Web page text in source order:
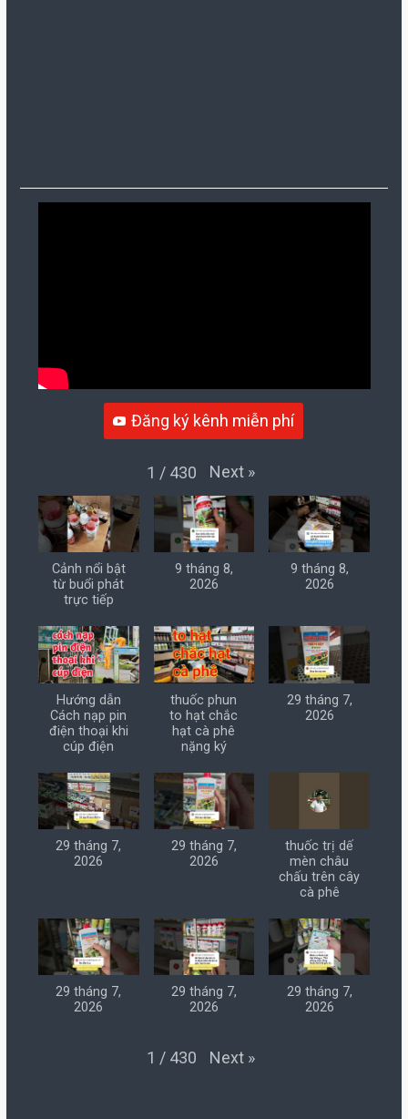
Đăng ký kênh miễn phí
1 / 430 Next »
Cảnh nổi bật
từ buổi phát
trực tiếp
9 tháng 8,
2026
9 tháng 8,
2026
Hướng dẫn
Cách nạp pin
điện thoại khi
cúp điện
thuốc phun
to hạt chắc
hạt cà phê
nặng ký
29 tháng 7,
2026
29 tháng 7,
2026
29 tháng 7,
2026
thuốc trị dế
mèn châu
chấu trên cây
cà phê
29 tháng 7,
2026
29 tháng 7,
2026
29 tháng 7,
2026
1 / 430 Next »